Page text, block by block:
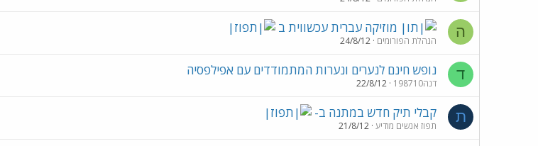
ה מוזיקה עברית עכשווית ב
הנהלת הפורומים 24/8/12
ד נופש חינם לנערים ונערות המתמודדים עם אפילפסיה
דנה198710 22/8/12
ת קבלי תיק חדש במתנה ב-
תפוז אנשים מודיע 21/8/12